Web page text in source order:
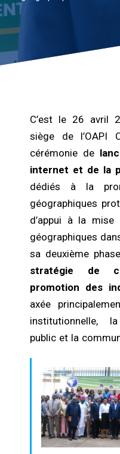
C’est le 26 avril
siège de l’OAPI
cérémonie de
internet et de la
dédiés à la
géographiques
d’appui à la
géographiques
sa deuxième
stratégie de
promotion des
axée
institutionnelle,
public et la